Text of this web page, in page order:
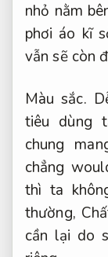
nhỏ nằm
phơi áo kĩ
vẫn sẽ còn
Màu sắc.
tiêu dùng
chung
chẳng
thì ta
thường,
cần lại do